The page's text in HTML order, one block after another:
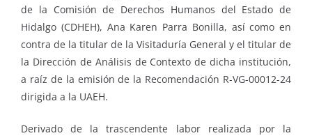
de la Comisión de Derechos Humanos del Estado de
Hidalgo (CDHEH), Ana Karen Parra Bonilla, así como en
contra de la titular de la Visitaduría General y el titular de
la Dirección de Análisis de Contexto de dicha institución,
a raíz de la emisión de la Recomendación R-VG-00012-24
dirigida a la UAEH.
Derivado de la trascendente labor realizada por la